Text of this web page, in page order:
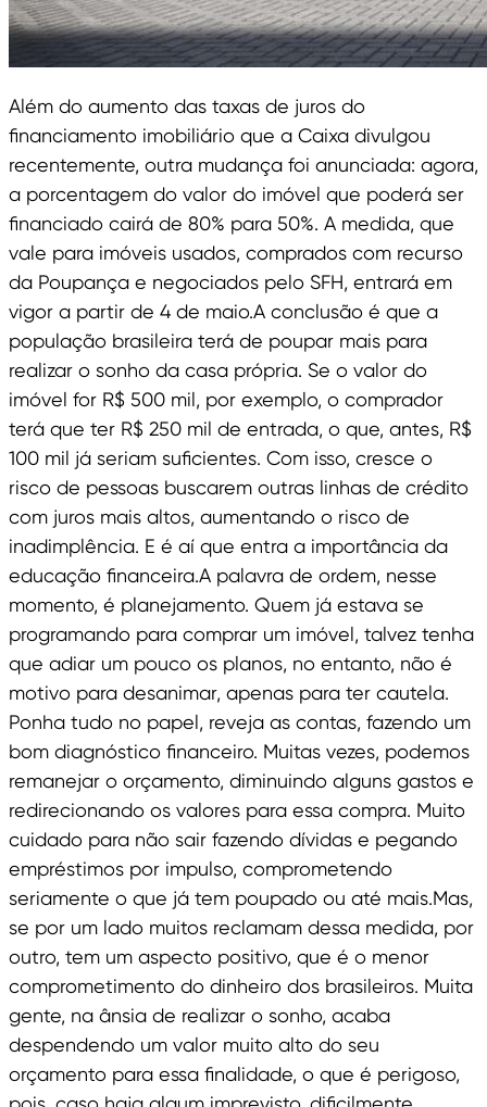
Além do aumento das taxas de juros do
financiamento imobiliário que a Caixa divulgou
recentemente, outra mudança foi anunciada: agora,
a porcentagem do valor do imóvel que poderá ser
financiado cairá de 80% para 50%. A medida, que
vale para imóveis usados, comprados com recurso
da Poupança e negociados pelo SFH, entrará em
vigor a partir de 4 de maio.A conclusão é que a
população brasileira terá de poupar mais para
realizar o sonho da casa própria. Se o valor do
imóvel for R$ 500 mil, por exemplo, o comprador
terá que ter R$ 250 mil de entrada, o que, antes, R$
100 mil já seriam suficientes. Com isso, cresce o
risco de pessoas buscarem outras linhas de crédito
com juros mais altos, aumentando o risco de
inadimplência. E é aí que entra a importância da
educação financeira.A palavra de ordem, nesse
momento, é planejamento. Quem já estava se
programando para comprar um imóvel, talvez tenha
que adiar um pouco os planos, no entanto, não é
motivo para desanimar, apenas para ter cautela.
Ponha tudo no papel, reveja as contas, fazendo um
bom diagnóstico financeiro. Muitas vezes, podemos
remanejar o orçamento, diminuindo alguns gastos e
redirecionando os valores para essa compra. Muito
cuidado para não sair fazendo dívidas e pegando
empréstimos por impulso, comprometendo
seriamente o que já tem poupado ou até mais.Mas,
se por um lado muitos reclamam dessa medida, por
outro, tem um aspecto positivo, que é o menor
comprometimento do dinheiro dos brasileiros. Muita
gente, na ânsia de realizar o sonho, acaba
despendendo um valor muito alto do seu
orçamento para essa finalidade, o que é perigoso,